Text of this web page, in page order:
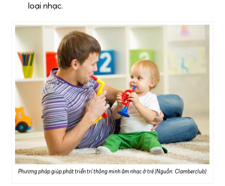
loại nhạc.
Phương pháp giúp phát triển trí thông minh âm nhạc ở trẻ (Nguồn: Clamberclub)